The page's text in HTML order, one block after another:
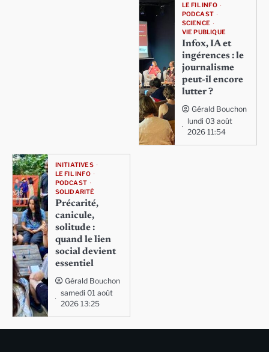
LE FIL INFO
PODCAST
SCIENCE
VIE PUBLIQUE
Infox, IA et
ingérences : le
journalisme
peut-il encore
lutter ?
Gérald Bouchon
lundi 03 août
2026 11:54
INITIATIVES
LE FIL INFO
PODCAST
SOLIDARITÉ
Précarité,
canicule,
solitude :
quand le lien
social devient
essentiel
Gérald Bouchon
samedi 01 août
2026 13:25